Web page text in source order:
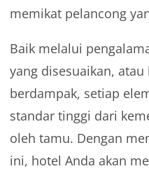
memikat pelancong
Baik melalui
yang disesuaikan,
berdampak, setiap
standar tinggi dari
oleh tamu. Dengan
ini, hotel Anda akan